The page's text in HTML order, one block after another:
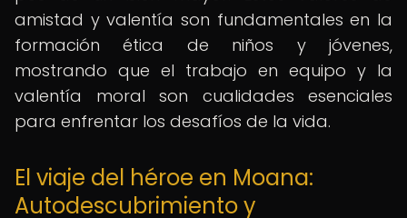
amistad y valentía son fundamentales en la
formación ética de niños y jóvenes,
mostrando que el trabajo en equipo y la
valentía moral son cualidades esenciales
para enfrentar los desafíos de la vida.
El viaje del héroe en Moana:
Autodescubrimiento y